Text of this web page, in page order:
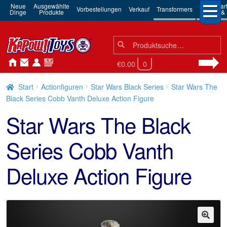
Neue
Dinge
Ausgewählte
Produkte Vorbestellungen Verkauf Transformers 3rd
Robots
Suchen
nach:
Suche
€0.00 0
Start Actionfiguren Star Wars Black Series
Star Wars The
Black Series Cobb Vanth Deluxe Action Figure
Star Wars The Black
Series Cobb Vanth
Deluxe Action Figure